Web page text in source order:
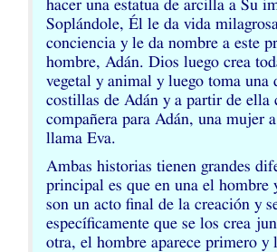
hacer una estatua de arcilla a Su
Soplándole, Él le da vida
conciencia y le da nombre a este
hombre, Adán. Dios luego crea
vegetal y animal y luego toma una
costillas de Adán y a partir de ella
compañera para Adán, una mujer
llama Eva.
Ambas historias tienen grandes
principal es que en una el hombre
son un acto final de la creación y
específicamente que se los crea
otra, el hombre aparece primero y